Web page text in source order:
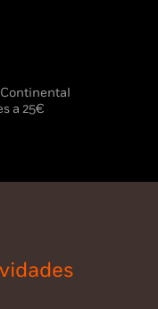
a 25€